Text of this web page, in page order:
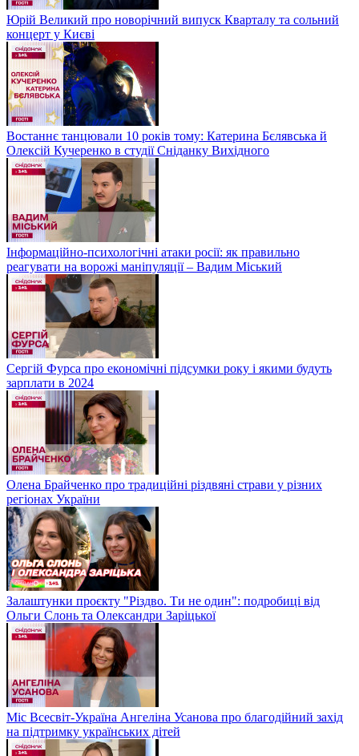
Юрій Великий про новорічний випуск Кварталу та сольний
концерт у Києві
Востаннє танцювали 10 років тому: Катерина Бєлявська й
Олексій Кучеренко в студії Сніданку Вихідного
Інформаційно-психологічні атаки росії: як правильно
реагувати на ворожі маніпуляції – Вадим Міський
Сергій Фурса про економічні підсумки року і якими будуть
зарплати в 2024
Олена Брайченко про традиційні різдвяні страви у різних
регіонах України
Залаштунки проєкту "Різдво. Ти не один": подробиці від
Ольги Слонь та Олександри Заріцької
Міс Всесвіт-Україна Ангеліна Усанова про благодійний захід
на підтримку українських дітей